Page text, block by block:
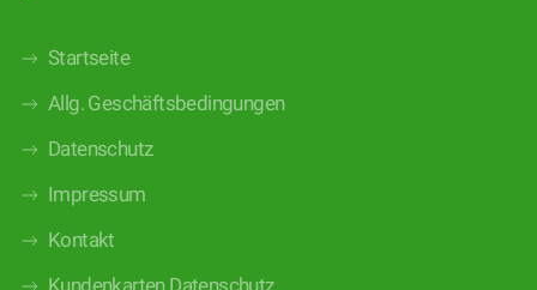
Startseite
Allg. Geschäftsbedingungen
Datenschutz
Impressum
Kontakt